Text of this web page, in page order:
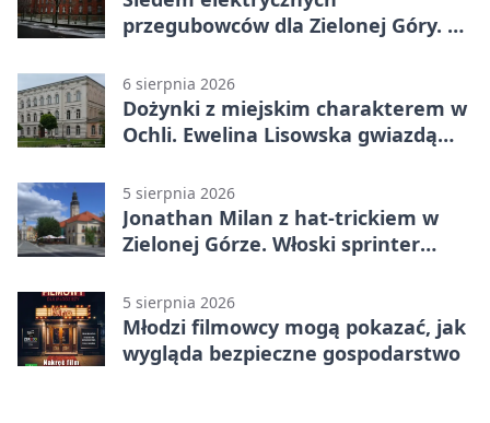
przegubowców dla Zielonej Góry. To
6 sierpnia 2026
Dożynki z miejskim charakterem w
Ochli. Ewelina Lisowska gwiazdą
5 sierpnia 2026
Jonathan Milan z hat-trickiem w
Zielonej Górze. Włoski sprinter
5 sierpnia 2026
Młodzi filmowcy mogą pokazać, jak
wygląda bezpieczne gospodarstwo